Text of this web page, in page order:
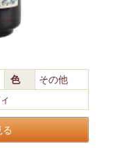
色
その他
ィ